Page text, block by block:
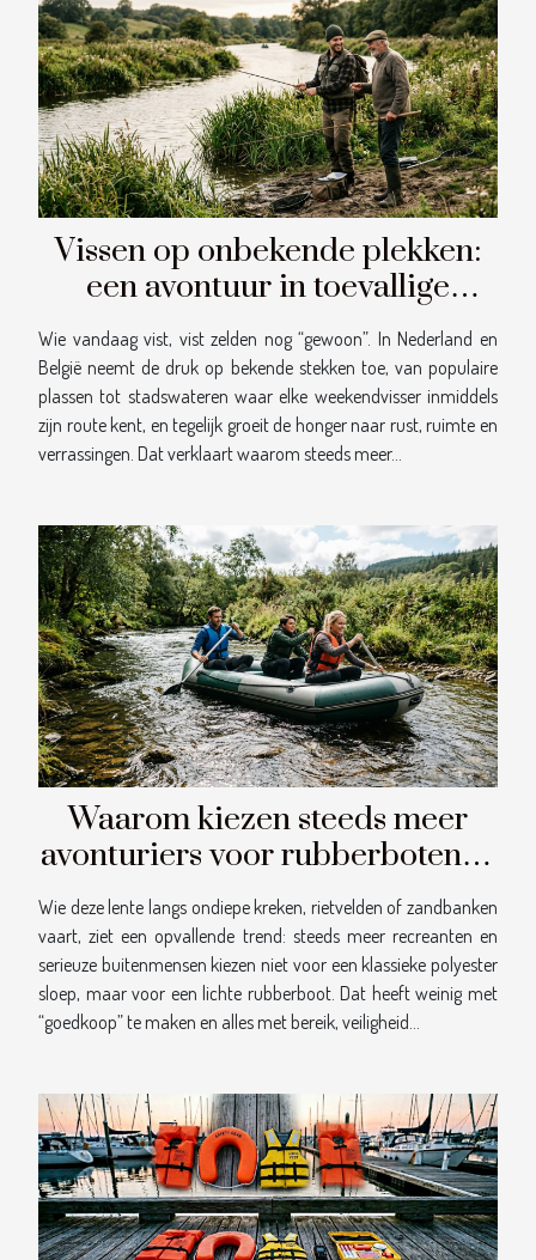
Vissen op onbekende plekken:
een avontuur in toevallige
ontmoetingen
Wie vandaag vist, vist zelden nog “gewoon”. In Nederland en
België neemt de druk op bekende stekken toe, van populaire
plassen tot stadswateren waar elke weekendvisser inmiddels
zijn route kent, en tegelijk groeit de honger naar rust, ruimte en
verrassingen. Dat verklaart waarom steeds meer...
Waarom kiezen steeds meer
avonturiers voor rubberboten in
ondiepe wateren?
Wie deze lente langs ondiepe kreken, rietvelden of zandbanken
vaart, ziet een opvallende trend: steeds meer recreanten en
serieuze buitenmensen kiezen niet voor een klassieke polyester
sloep, maar voor een lichte rubberboot. Dat heeft weinig met
“goedkoop” te maken en alles met bereik, veiligheid...